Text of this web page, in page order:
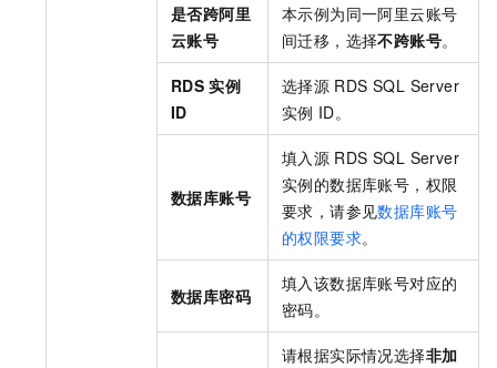
是否跨阿里
云账号
本示例为同一阿里云账号
间迁移，选择不跨账号。
RDS 实例
ID
选择源 RDS SQL Server
实例 ID。
数据库账号
填入源 RDS SQL Server
实例的数据库账号，权限
要求，请参见数据库账号
的权限要求。
数据库密码
填入该数据库账号对应的
密码。
请根据实际情况选择非加